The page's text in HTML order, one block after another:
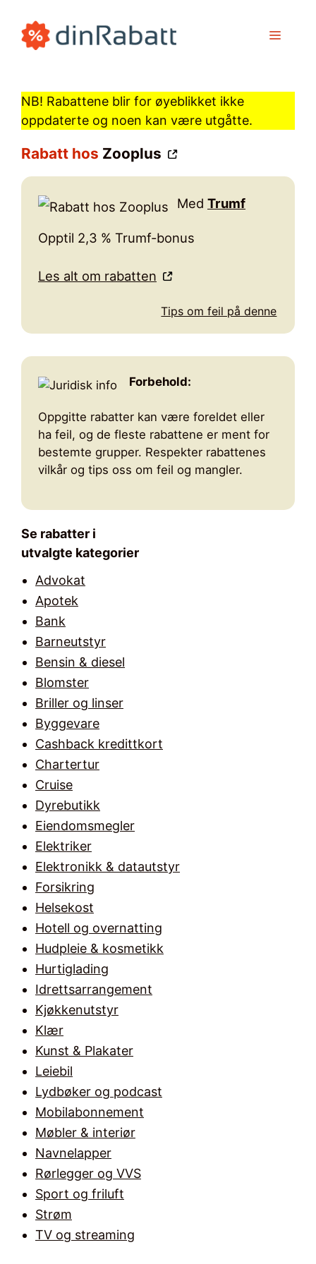
innhold
MENY
NB! Rabattene blir for øyeblikket ikke
oppdaterte og noen kan være utgåtte.
Rabatt hos Zooplus
Med Trumf
Opptil 2,3 % Trumf-bonus
Les alt om rabatten
Tips om feil på denne
Forbehold:
Oppgitte rabatter kan være foreldet eller
ha feil, og de fleste rabattene er ment for
bestemte grupper. Respekter rabattenes
vilkår og tips oss om feil og mangler.
Se rabatter i
utvalgte kategorier
Advokat
Apotek
Bank
Barneutstyr
Bensin & diesel
Blomster
Briller og linser
Byggevare
Cashback kredittkort
Chartertur
Cruise
Dyrebutikk
Eiendomsmegler
Elektriker
Elektronikk & datautstyr
Forsikring
Helsekost
Hotell og overnatting
Hudpleie & kosmetikk
Hurtiglading
Idrettsarrangement
Kjøkkenutstyr
Klær
Kunst & Plakater
Leiebil
Lydbøker og podcast
Mobilabonnement
Møbler & interiør
Navnelapper
Rørlegger og VVS
Sport og friluft
Strøm
TV og streaming